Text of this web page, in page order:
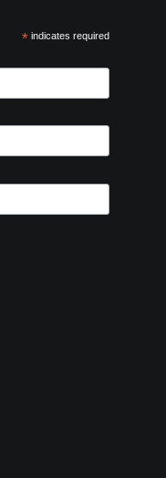
*indicates required